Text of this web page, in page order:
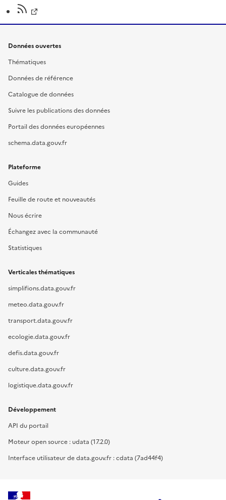
Données ouvertes
Thématiques
Données de référence
Catalogue de données
Suivre les publications des données
Portail des données européennes
schema.data.gouv.fr
Plateforme
Guides
Feuille de route et nouveautés
Nous écrire
Échangez avec la communauté
Statistiques
Verticales thématiques
simplifions.data.gouv.fr
meteo.data.gouv.fr
transport.data.gouv.fr
ecologie.data.gouv.fr
defis.data.gouv.fr
culture.data.gouv.fr
logistique.data.gouv.fr
Développement
API du portail
Moteur open source : udata (17.2.0)
Interface utilisateur de data.gouv.fr : cdata (7ad44f4)